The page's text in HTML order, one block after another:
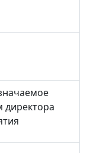
директора